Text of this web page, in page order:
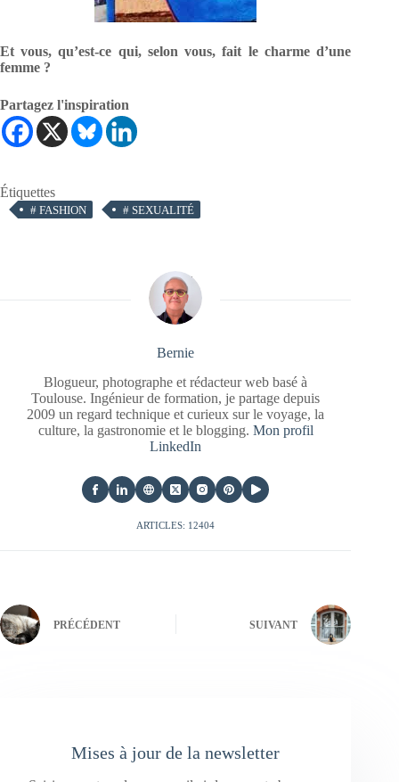
Et vous, qu’est-ce qui, selon vous, fait le charme d’une
femme ?
Partagez l'inspiration
Étiquettes
# FASHION # SEXUALITÉ
Bernie
Blogueur, photographe et rédacteur web basé à
Toulouse. Ingénieur de formation, je partage depuis
2009 un regard technique et curieux sur le voyage, la
culture, la gastronomie et le blogging. Mon profil
LinkedIn
ARTICLES: 12404
PRÉCÉDENT SUIVANT
Mises à jour de la newsletter